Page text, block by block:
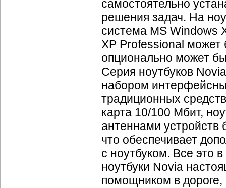
самостоятельно
решения задач. На
система MS Windows
XP Professional может
опционально может
Серия ноутбуков
набором
традиционных
карта 10/100 Мбит,
антеннами устройств
что обеспечивает
с ноутбуком. Все это
ноутбуки Novia
помощником в